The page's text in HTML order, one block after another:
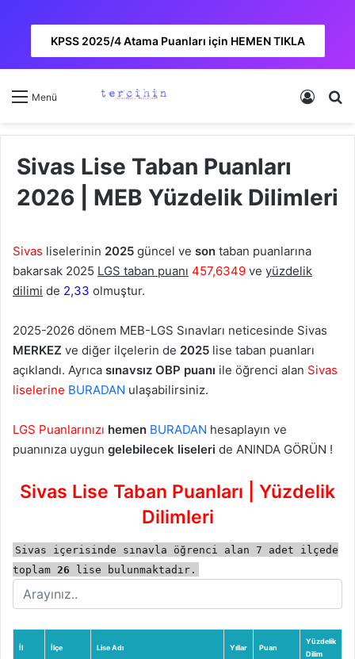
KPSS 2025/4 Atama Puanları için HEMEN TIKLA
Menü Kayıt
Sivas Lise Taban Puanları
2026 | MEB Yüzdelik Dilimleri
Sivas liselerinin 2025 güncel ve son taban puanlarına
bakarsak 2025 LGS taban puanı 457,6349 ve yüzdelik
dilimi de 2,33 olmuştur.
2025-2026 dönem MEB-LGS Sınavları neticesinde Sivas
MERKEZ ve diğer ilçelerin de 2025 lise taban puanları
açıklandı. Ayrıca sınavsız OBP puanı ile öğrenci alan Sivas
liselerine BURADAN ulaşabilirsiniz.
LGS Puanlarınızı hemen BURADAN hesaplayın ve
puanınıza uygun gelebilecek liseleri de ANINDA GÖRÜN !
Sivas Lise Taban Puanları | Yüzdelik
Dilimleri
Sivas içerisinde sınavla öğrenci alan 7 adet ilçede
toplam 26 lise bulunmaktadır.
İl İlçe Lise Adı Yıllar Puan
Yüzdelik
Dilim